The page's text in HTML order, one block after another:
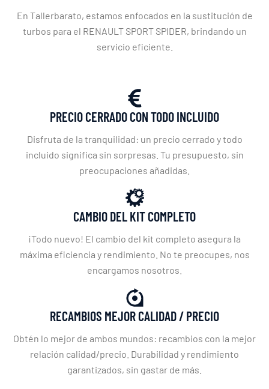
En Tallerbarato, estamos enfocados en la sustitución de
turbos para el RENAULT SPORT SPIDER, brindando un
servicio eficiente.
PRECIO CERRADO CON TODO INCLUIDO
Disfruta de la tranquilidad: un precio cerrado y todo
incluido significa sin sorpresas. Tu presupuesto, sin
preocupaciones añadidas.
CAMBIO DEL KIT COMPLETO
¡Todo nuevo! El cambio del kit completo asegura la
máxima eficiencia y rendimiento. No te preocupes, nos
encargamos nosotros.
RECAMBIOS MEJOR CALIDAD / PRECIO
Obtén lo mejor de ambos mundos: recambios con la mejor
relación calidad/precio. Durabilidad y rendimiento
garantizados, sin gastar de más.